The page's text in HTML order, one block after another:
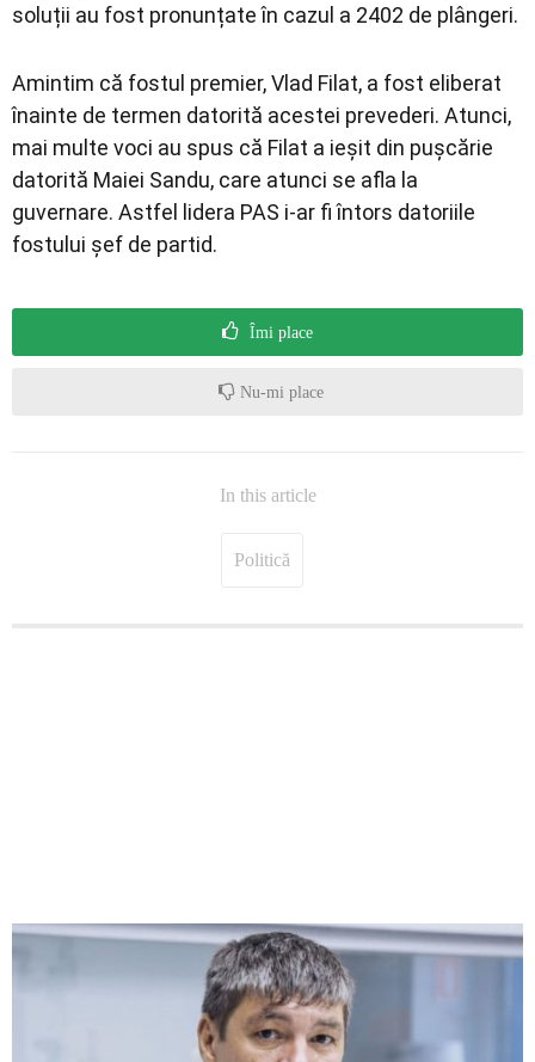
soluții au fost pronunțate în cazul a 2402 de plângeri.
Amintim că fostul premier, Vlad Filat, a fost eliberat
înainte de termen datorită acestei prevederi. Atunci,
mai multe voci au spus că Filat a ieșit din pușcărie
datorită Maiei Sandu, care atunci se afla la
guvernare. Astfel lidera PAS i-ar fi întors datoriile
fostului șef de partid.
Îmi place
Nu-mi place
In this article
Politică